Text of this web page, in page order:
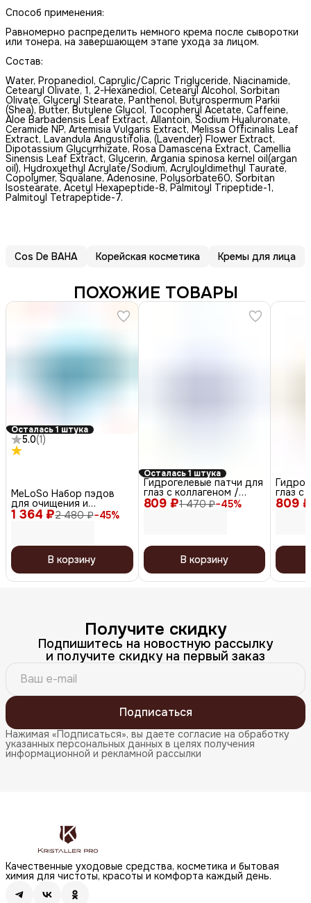
Способ применения:
Равномерно распределить немного крема после сыворотки
или тонера, на завершающем этапе ухода за лицом.
Состав:
Water, Propanediol, Caprylic/Capric Triglyceride, Niacinamide,
Cetearyl Olivate, 1, 2-Hexanediol, Cetearyl Alcohol, Sorbitan
Olivate, Glyceryl Stearate, Panthenol, Butyrospermum Parkii
(Shea), Butter, Butylene Glycol, Tocopheryl Acetate, Caffeine,
Aloe Barbadensis Leaf Extract, Allantoin, Sodium Hyaluronate,
Ceramide NP, Artemisia Vulgaris Extract, Melissa Officinalis Leaf
Extract, Lavandula Angustifolia, (Lavender) Flower Extract,
Dipotassium Glycyrrhizate, Rosa Damascena Extract, Camellia
Sinensis Leaf Extract, Glycerin, Argania spinosa kernel oil(argan
oil), Hydroxyethyl Acrylate/Sodium, Acryloyldimethyl Taurate,
Copolymer, Squalane, Adenosine, Polysorbate60, Sorbitan
Isostearate, Acetyl Hexapeptide-8, Palmitoyl Tripeptide-1,
Palmitoyl Tetrapeptide-7.
Cos De BAHA Корейская косметика Кремы для лица
ПОХОЖИЕ ТОВАРЫ
Осталась 1 штука
5.0(1)
1 364 ₽2 480 ₽−45%
MeLoSo Набор пэдов
для очищения и
тонизирования кожи / 2
in 1 Dual Pad, 80 шт. x 2
В корзину
Осталась 1 штука
809 ₽1 470 ₽−45%
Гидрогелевые патчи для
глаз с коллагеном /
Dr.Collagen Hydrogel Eye
Patch, 60 шт.
В корзину
809 ₽
глаз с
Получите скидку
Подпишитесь на новостную рассылку
и получите скидку на первый заказ
Подписаться
Нажимая «Подписаться», вы даете согласие на обработку
указанных персональных данных в целях получения
информационной и рекламной рассылки
Качественные уходовые средства, косметика и бытовая
химия для чистоты, красоты и комфорта каждый день.